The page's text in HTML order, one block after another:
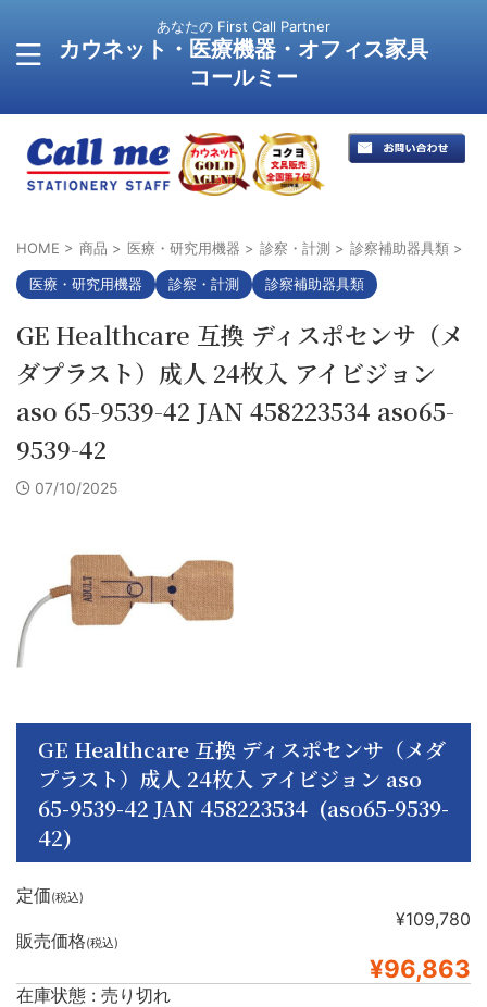
あなたの First Call Partner
カウネット・医療機器・オフィス家具
コールミー
HOME > 商品 > 医療・研究用機器 > 診察・計測 > 診察補助器具類 >
医療・研究用機器 診察・計測 診察補助器具類
GE Healthcare 互換 ディスポセンサ（メ
ダプラスト）成人 24枚入 アイビジョン
aso 65-9539-42 JAN 458223534 aso65-
9539-42
07/10/2025
GE Healthcare 互換 ディスポセンサ（メダ
プラスト）成人 24枚入 アイビジョン aso
65-9539-42 JAN 458223534 (aso65-9539-
42)
定価(税込)
¥109,780
販売価格(税込)
¥96,863
在庫状態 : 売り切れ